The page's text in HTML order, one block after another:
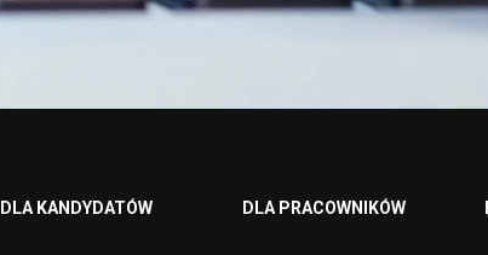
DLA KANDYDATÓW DLA PRACOWNIKÓW